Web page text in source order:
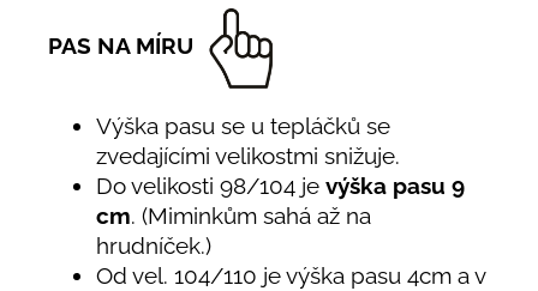
PAS NA MÍRU
Výška pasu se u tepláčků se
zvedajícími velikostmi snižuje.
Do velikosti 98/104 je výška pasu 9
cm. (Miminkům sahá až na
hrudníček.)
Od vel. 104/110 je výška pasu 4cm a v